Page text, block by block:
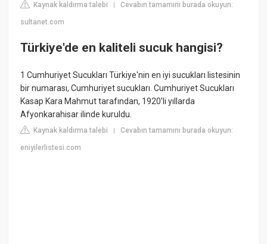
Kaynak kaldırma talebi |Cevabın tamamını burada okuyun:
sultanet.com
Türkiye'de en kaliteli sucuk hangisi?
1 Cumhuriyet Sucukları Türkiye'nin en iyi sucukları listesinin
bir numarası, Cumhuriyet sucukları. Cumhuriyet Sucukları
Kasap Kara Mahmut tarafından, 1920'li yıllarda
Afyonkarahisar ilinde kuruldu.
Kaynak kaldırma talebi |Cevabın tamamını burada okuyun:
eniyilerlistesi.com